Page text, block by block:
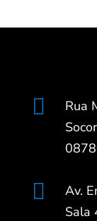

Rua

Av.
Sala